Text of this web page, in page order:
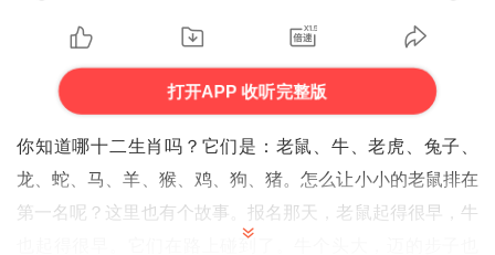
打开APP 收听完整版
你知道哪十二生肖吗？它们是：老鼠、牛、老虎、兔子、
龙、蛇、马、羊、猴、鸡、狗、猪。怎么让小小的老鼠排在
第一名呢？这里也有个故事。报名那天，老鼠起得很早，牛